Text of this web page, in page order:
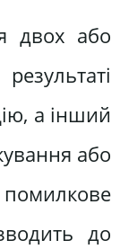
двох або
а інший
або
до